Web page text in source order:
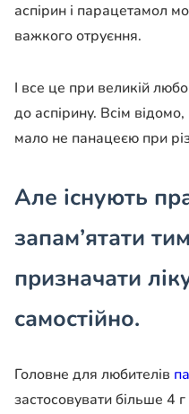
аспірин і парацетамол
важкого отруєння.
І все це при великій
до аспірину. Всім
мало не панацеєю при
Але існують
запам’ятати
призначати
самостійно.
Головне для любителів
застосовувати більше 4